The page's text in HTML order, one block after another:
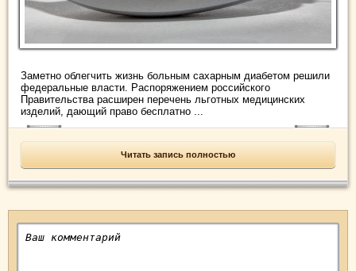
Заметно облегчить жизнь больным сахарным диабетом решили
федеральные власти. Распоряжением российского
Правительства расширен перечень льготных медицинских
изделий, дающий право бесплатно ...
Читать запись полностью